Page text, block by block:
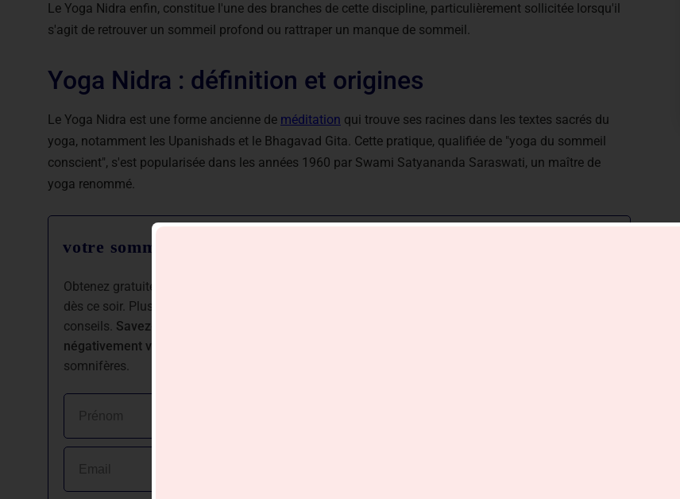
Le Yoga Nidra enfin, constitue l'une des branches de cette discipline, particulièrement sollicitée lorsqu'il
s'agit de retrouver un sommeil profond ou rattraper un manque de sommeil.
Yoga Nidra : définition et origines
Le Yoga Nidra est une forme ancienne de méditation qui trouve ses racines dans les textes sacrés du
yoga, notamment les Upanishads et le Bhagavad Gita. Cette pratique, qualifiée de "yoga du sommeil
conscient", s'est popularisée dans les années 1960 par Swami Satyananda Saraswati, un maître de
yoga renommé.
votre sommeil transformé en 20 actions puissantes
Obtenez gratuitement notre guide exclusif et découvrez 20 astuces prouvées pour dormir mieux
dès ce soir. Plus de 5 000 personnes ont déjà retrouvé un sommeil réparateur grâce à ces
conseils. Savez-vous que chaque nuit sans sommeil réduit votre productivité et impacte
négativement vos relations sociales ?
somnifères.